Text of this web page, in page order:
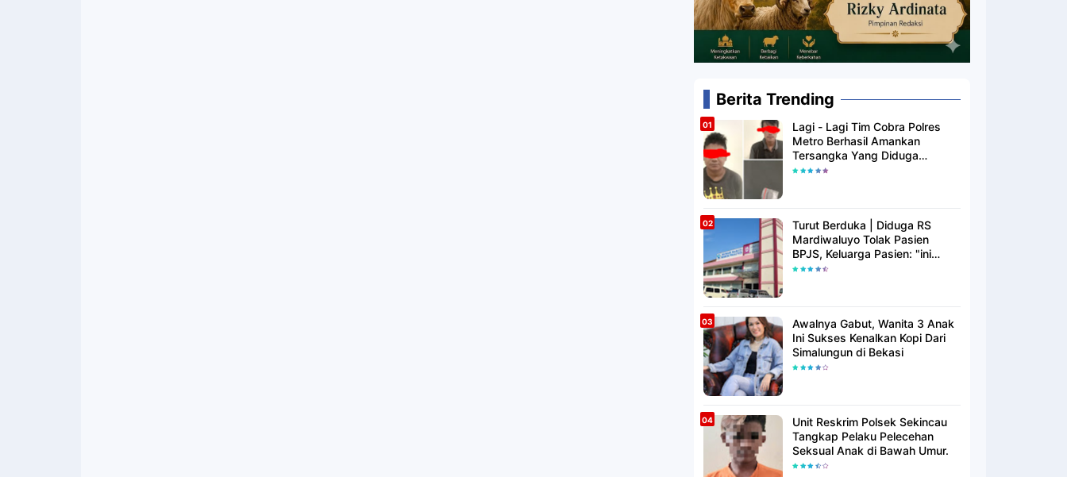
Berita Trending
Lagi - Lagi Tim Cobra Polres
Metro Berhasil Amankan
Tersangka Yang Diduga
Pengguna Narkotika
Turut Berduka | Diduga RS
Mardiwaluyo Tolak Pasien
BPJS, Keluarga Pasien: "ini
Yang Katanya Bukan Keadaan
Awalnya Gabut, Wanita 3 Anak
Ini Sukses Kenalkan Kopi Dari
Simalungun di Bekasi
Unit Reskrim Polsek Sekincau
Tangkap Pelaku Pelecehan
Seksual Anak di Bawah Umur.